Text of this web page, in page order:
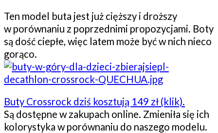
Ten model buta jest już cięższy i droższy
w porównaniu z poprzednimi propozycjami. Boty
są dość ciepłe, więc latem może być w nich nieco
gorąco.
Buty Crossrock dziś kosztują 149 zł (klik).
Są dostępne w zakupach online. Zmieniła się ich
kolorystyka w porównaniu do naszego modelu.